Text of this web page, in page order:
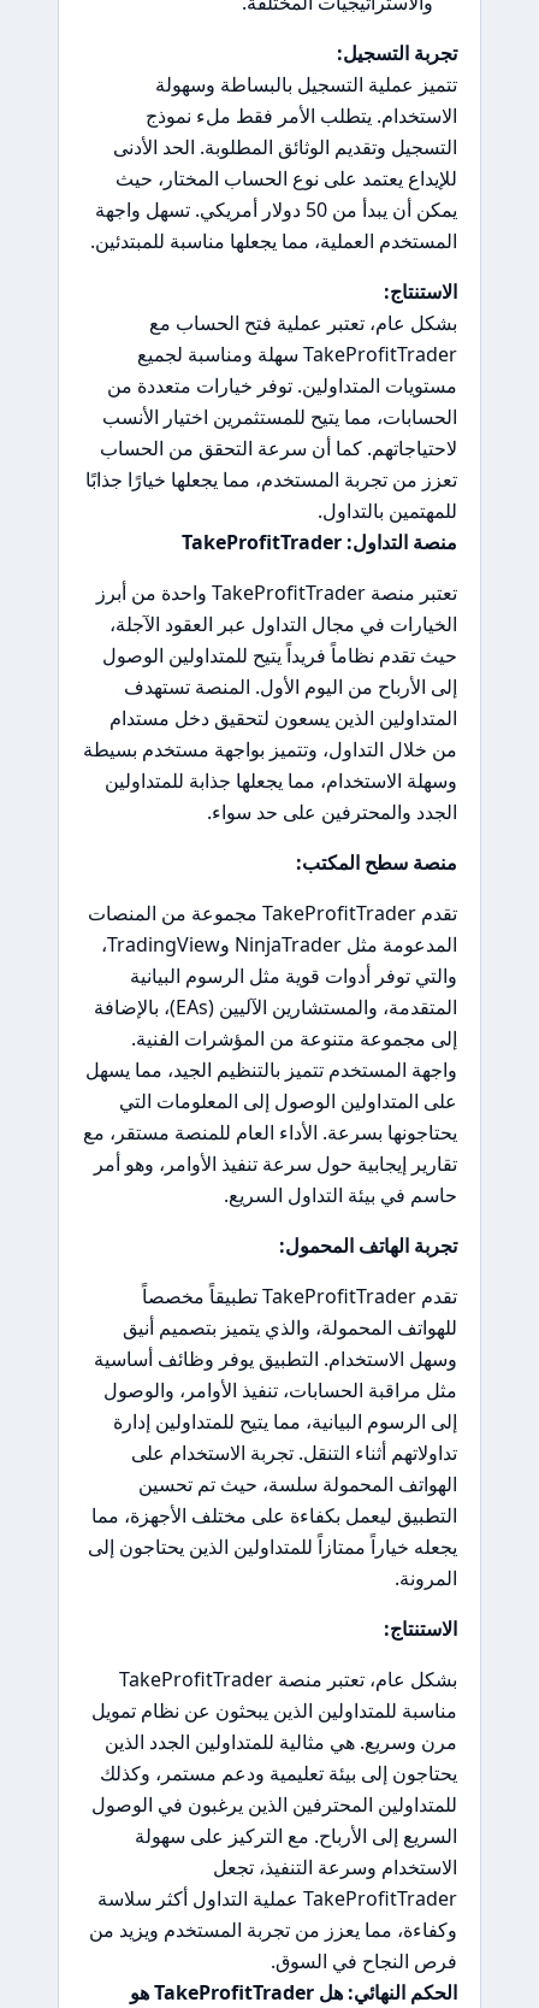
تجربة التسجيل:
تتميز عملية التسجيل بالبساطة وسهولة
الاستخدام. يتطلب الأمر فقط ملء نموذج
التسجيل وتقديم الوثائق المطلوبة. الحد الأدنى
للإيداع يعتمد على نوع الحساب المختار، حيث
يمكن أن يبدأ من 50 دولار أمريكي. تسهل واجهة
المستخدم العملية، مما يجعلها مناسبة للمبتدئين.
الاستنتاج:
بشكل عام، تعتبر عملية فتح الحساب مع
TakeProfitTrader سهلة ومناسبة لجميع
مستويات المتداولين. توفر خيارات متعددة من
الحسابات، مما يتيح للمستثمرين اختيار الأنسب
لاحتياجاتهم. كما أن سرعة التحقق من الحساب
تعزز من تجربة المستخدم، مما يجعلها خيارًا جذابًا
للمهتمين بالتداول.
منصة التداول: TakeProfitTrader
تعتبر منصة TakeProfitTrader واحدة من أبرز
الخيارات في مجال التداول عبر العقود الآجلة،
حيث تقدم نظاماً فريداً يتيح للمتداولين الوصول
إلى الأرباح من اليوم الأول. المنصة تستهدف
المتداولين الذين يسعون لتحقيق دخل مستدام
من خلال التداول، وتتميز بواجهة مستخدم بسيطة
وسهلة الاستخدام، مما يجعلها جذابة للمتداولين
الجدد والمحترفين على حد سواء.
منصة سطح المكتب:
تقدم TakeProfitTrader مجموعة من المنصات
المدعومة مثل NinjaTrader وTradingView،
والتي توفر أدوات قوية مثل الرسوم البيانية
المتقدمة، والمستشارين الآليين (EAs)، بالإضافة
إلى مجموعة متنوعة من المؤشرات الفنية.
واجهة المستخدم تتميز بالتنظيم الجيد، مما يسهل
على المتداولين الوصول إلى المعلومات التي
يحتاجونها بسرعة. الأداء العام للمنصة مستقر، مع
تقارير إيجابية حول سرعة تنفيذ الأوامر، وهو أمر
حاسم في بيئة التداول السريع.
تجربة الهاتف المحمول:
تقدم TakeProfitTrader تطبيقاً مخصصاً
للهواتف المحمولة، والذي يتميز بتصميم أنيق
وسهل الاستخدام. التطبيق يوفر وظائف أساسية
مثل مراقبة الحسابات، تنفيذ الأوامر، والوصول
إلى الرسوم البيانية، مما يتيح للمتداولين إدارة
تداولاتهم أثناء التنقل. تجربة الاستخدام على
الهواتف المحمولة سلسة، حيث تم تحسين
التطبيق ليعمل بكفاءة على مختلف الأجهزة، مما
يجعله خياراً ممتازاً للمتداولين الذين يحتاجون إلى
المرونة.
الاستنتاج:
بشكل عام، تعتبر منصة TakeProfitTrader
مناسبة للمتداولين الذين يبحثون عن نظام تمويل
مرن وسريع. هي مثالية للمتداولين الجدد الذين
يحتاجون إلى بيئة تعليمية ودعم مستمر، وكذلك
للمتداولين المحترفين الذين يرغبون في الوصول
السريع إلى الأرباح. مع التركيز على سهولة
الاستخدام وسرعة التنفيذ، تجعل
TakeProfitTrader عملية التداول أكثر سلاسة
وكفاءة، مما يعزز من تجربة المستخدم ويزيد من
فرص النجاح في السوق.
الحكم النهائي: هل TakeProfitTrader هو